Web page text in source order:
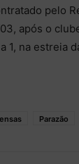
pelo
após o
1, na estreia
Parazão